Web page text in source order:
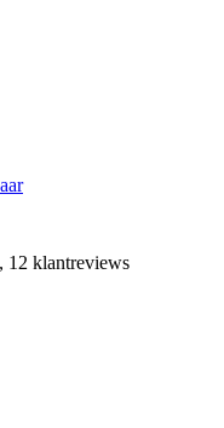
12 klantreviews